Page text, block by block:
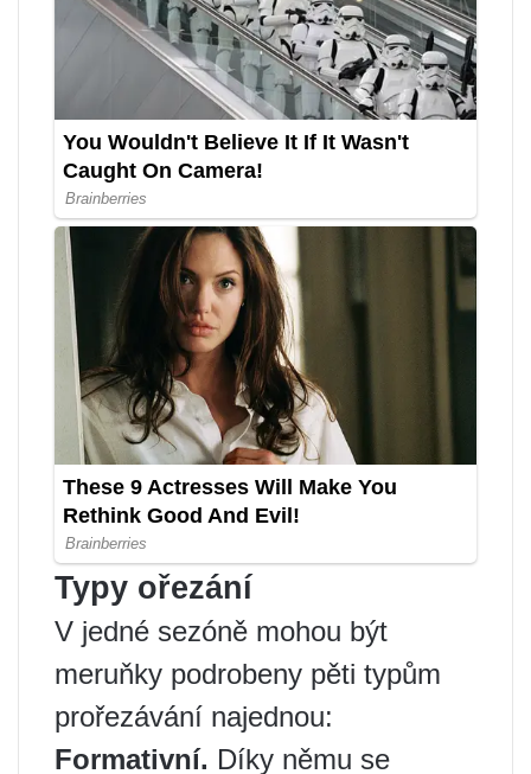
Typy ořezání
V jedné sezóně mohou být
meruňky podrobeny pěti typům
prořezávání najednou:
Formativní. Díky němu se